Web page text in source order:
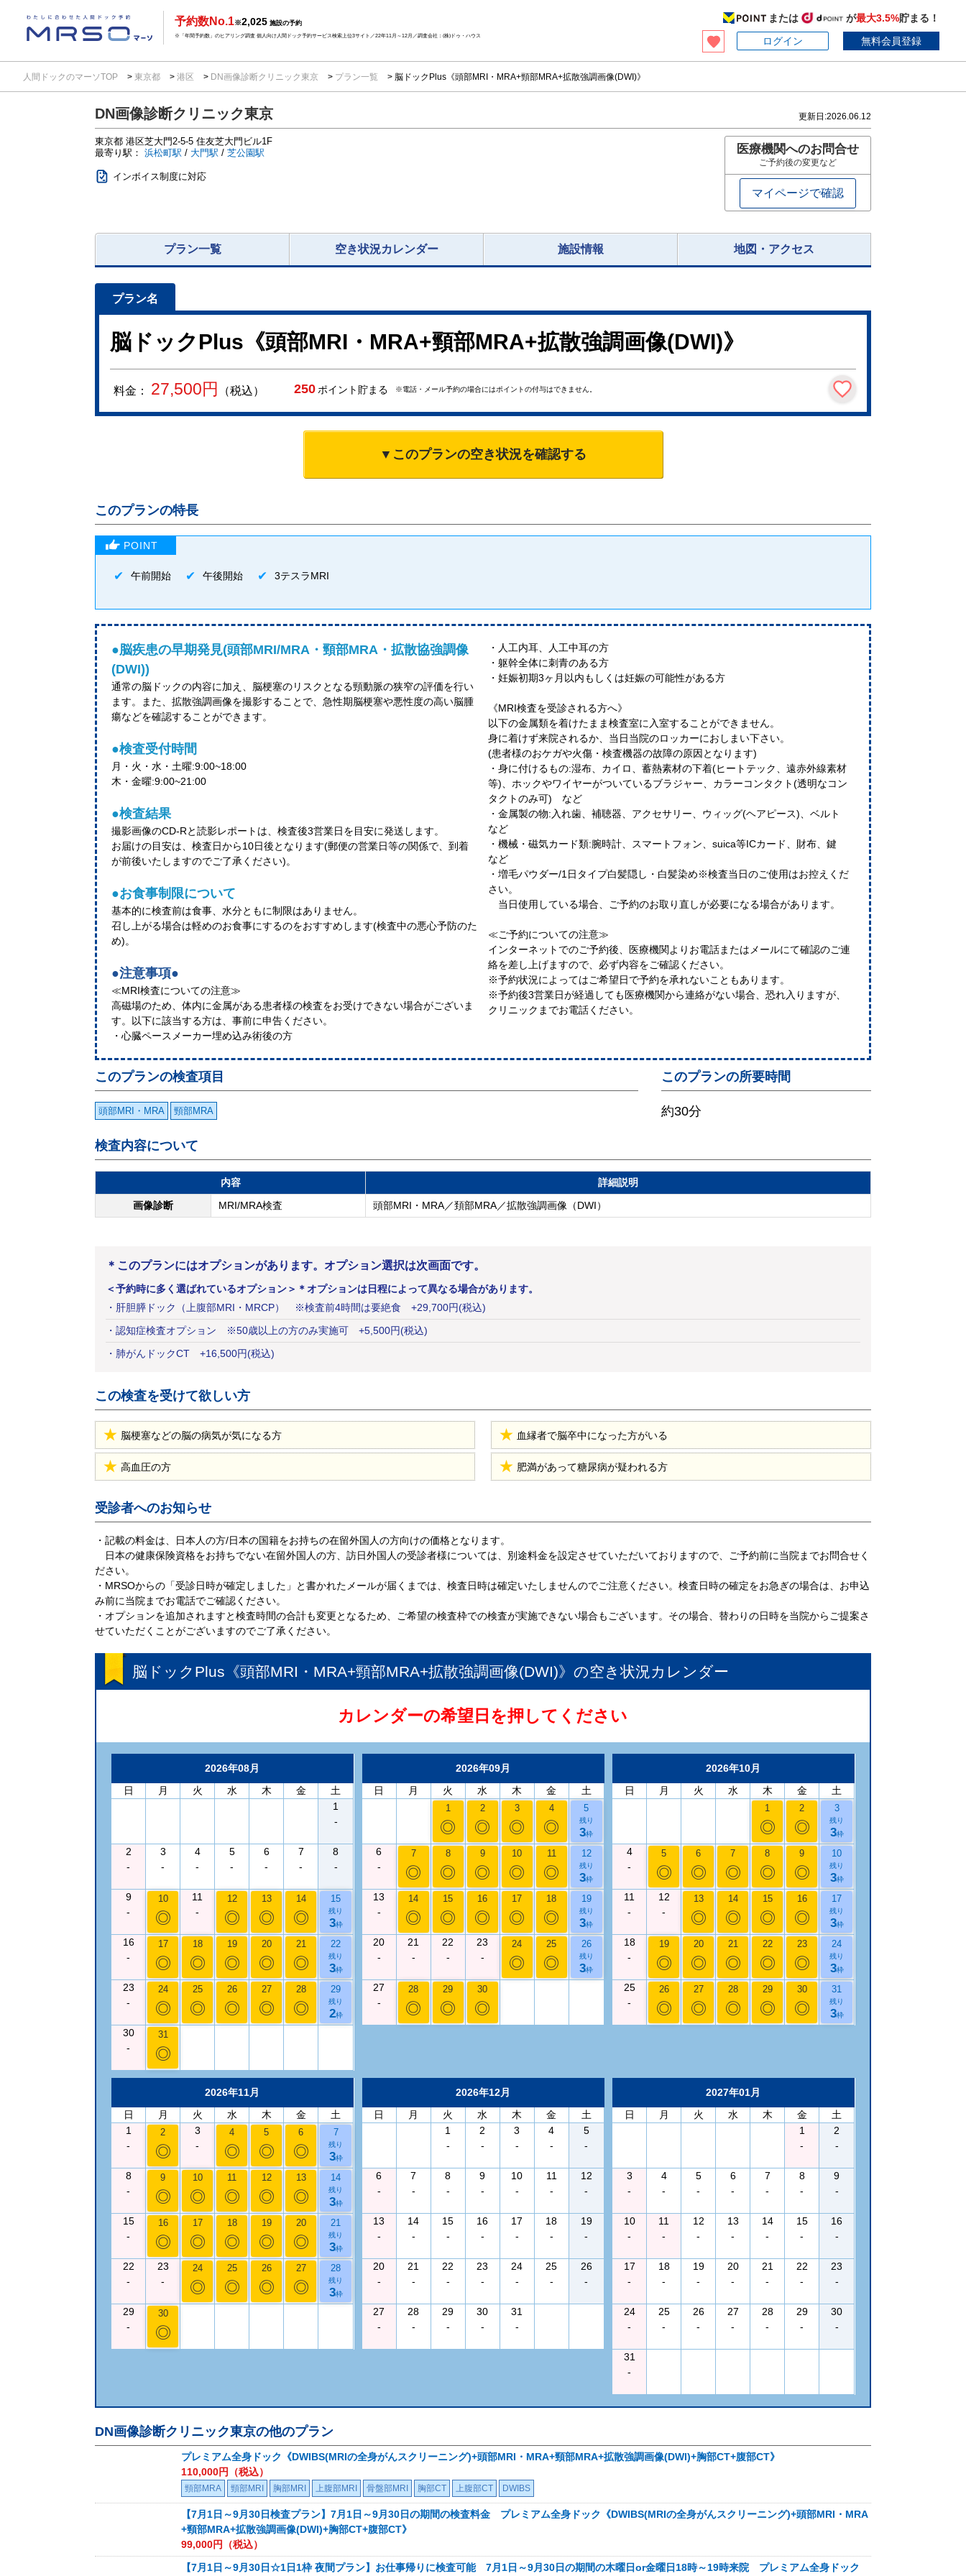
予約数No.1※2,025 施設の予約
※「年間予約数」のヒアリング調査 個人向け人間ドック予約サービス検索上位3サイト／22年11月～12月／調査会社：(株)ドゥ・ハウス
または が最大3.5%貯まる！
ログイン
無料会員登録
人間ドックのマーソTOP 東京都 港区 DN画像診断クリニック東京 プラン一覧 脳ドックPlus《頭部MRI・MRA+頸部MRA+拡散強調画像(DWI)》
DN画像診断クリニック東京 更新日:2026.06.12
東京都 港区芝大門2-5-5 住友芝大門ビル1F
最寄り駅： 浜松町駅 / 大門駅 / 芝公園駅
インボイス制度に対応
医療機関へのお問合せ
ご予約後の変更など
マイページで確認
プラン一覧 空き状況カレンダー 施設情報 地図・アクセス
脳ドックPlus《頭部MRI・MRA+頸部MRA+拡散強調画像(DWI)》
料金： 27,500円 （税込） 250 ポイント貯まる ※電話・メール予約の場合にはポイントの付与はできません。
▼このプランの空き状況を確認する
このプランの特長
午前開始 午後開始 3テスラMRI
●脳疾患の早期発見(頭部MRI/MRA・頸部MRA・拡散協強調像
(DWI))
通常の脳ドックの内容に加え、脳梗塞のリスクとなる頸動脈の狭窄の評価を行い
ます。また、拡散強調画像を撮影することで、急性期脳梗塞や悪性度の高い脳腫
瘍などを確認することができます。
●検査受付時間
月・火・水・土曜:9:00~18:00
木・金曜:9:00~21:00
●検査結果
撮影画像のCD-Rと読影レポートは、検査後3営業日を目安に発送します。
お届けの目安は、検査日から10日後となります(郵便の営業日等の関係で、到着
が前後いたしますのでご了承ください)。
●お食事制限について
基本的に検査前は食事、水分ともに制限はありません。
召し上がる場合は軽めのお食事にするのをおすすめします(検査中の悪心予防のた
め)。
●注意事項●
≪MRI検査についての注意≫
高磁場のため、体内に金属がある患者様の検査をお受けできない場合がございま
す。以下に該当する方は、事前に申告ください。
・心臓ペースメーカー埋め込み術後の方
・人工内耳、人工中耳の方
・躯幹全体に刺青のある方
・妊娠初期3ヶ月以内もしくは妊娠の可能性がある方
《MRI検査を受診される方へ》
以下の金属類を着けたまま検査室に入室することができません。
身に着けず来院されるか、当日当院のロッカーにおしまい下さい。
(患者様のおケガや火傷・検査機器の故障の原因となります)
・身に付けるもの:湿布、カイロ、蓄熱素材の下着(ヒートテック、遠赤外線素材
等)、ホックやワイヤーがついているブラジャー、カラーコンタクト(透明なコン
タクトのみ可) など
・金属製の物:入れ歯、補聴器、アクセサリー、ウィッグ(ヘアピース)、ベルト
など
・機械・磁気カード類:腕時計、スマートフォン、suica等ICカード、財布、鍵
など
・増毛パウダー/1日タイプ白髪隠し・白髪染め※検査当日のご使用はお控えくだ
さい。
当日使用している場合、ご予約のお取り直しが必要になる場合があります。
≪ご予約についての注意≫
インターネットでのご予約後、医療機関よりお電話またはメールにて確認のご連
絡を差し上げますので、必ず内容をご確認ください。
※予約状況によってはご希望日で予約を承れないこともあります。
※予約後3営業日が経過しても医療機関から連絡がない場合、恐れ入りますが、
クリニックまでお電話ください。
このプランの所要時間
約30分
このプランの検査項目
頭部MRI・MRA 頸部MRA
検査内容について
内容
詳細説明
画像診断
MRI/MRA検査 頭部MRI・MRA／頚部MRA／拡散強調画像（DWI）
＊このプランにはオプションがあります。オプション選択は次画面です。
＜予約時に多く選ばれているオプション＞ ＊オプションは日程によって異なる場合があります。
・ 肝胆膵ドック（上腹部MRI・MRCP） ※検査前4時間は要絶食 +29,700円(税込)
・ 認知症検査オプション ※50歳以上の方のみ実施可 +5,500円(税込)
・ 肺がんドックCT +16,500円(税込)
この検査を受けて欲しい方
脳梗塞などの脳の病気が気になる方 血縁者で脳卒中になった方がいる
高血圧の方 肥満があって糖尿病が疑われる方
受診者へのお知らせ
・記載の料金は、日本人の方/日本の国籍をお持ちの在留外国人の方向けの価格となります。
日本の健康保険資格をお持ちでない在留外国人の方、訪日外国人の受診者様については、別途料金を設定させていただいておりますので、ご予約前に当院までお問合せく
ださい。
・MRSOからの「受診日時が確定しました」と書かれたメールが届くまでは、検査日時は確定いたしませんのでご注意ください。検査日時の確定をお急ぎの場合は、お申込
み前に当院までお電話でご確認ください。
・オプションを追加されますと検査時間の合計も変更となるため、ご希望の検査枠での検査が実施できない場合もございます。その場合、替わりの日時を当院からご提案さ
せていただくことがございますのでご了承ください。
脳ドックPlus《頭部MRI・MRA+頸部MRA+拡散強調画像(DWI)》 の空き状況カレンダー
カレンダーの希望日を押してください
2026年08月
日
月 火 水 木 金
土
1
-
2
-
3
-
4
-
5
-
6
-
7
-
8
-
9
-
10
◎
11
-
12
◎
13
◎
14
◎
15
残り
3枠
16
-
17
◎
18
◎
19
◎
20
◎
21
◎
22
残り
3枠
23
-
24
◎
25
◎
26
◎
27
◎
28
◎
29
残り
2枠
30
-
31
◎
2026年09月
日
月 火 水 木 金 土
1
◎
2
◎
3
◎
4
◎
5
残り
3枠
6
-
7
◎
8
◎
9
◎
10
◎
11
◎
12
残り
3枠
13
-
14
◎
15
◎
16
◎
17
◎
18
◎
19
残り
3枠
20
-
21
-
22
-
23
-
24
◎
25
◎
26
残り
3枠
27
-
28
◎
29
◎
30
◎
2026年10月
日
月 火 水 木 金 土
1
◎
2
◎
3
残り
3枠
4
-
5
◎
6
◎
7
◎
8
◎
9
◎
10
残り
3枠
11
-
12
-
13
◎
14
◎
15
◎
16
◎
17
残り
3枠
18
-
19
◎
20
◎
21
◎
22
◎
23
◎
24
残り
3枠
25
-
26
◎
27
◎
28
◎
29
◎
30
◎
31
残り
3枠
2026年11月
日
月 火 水 木 金
土
1
-
2
◎
3
-
4
◎
5
◎
6
◎
7
残り
3枠
8
-
9
◎
10
◎
11
◎
12
◎
13
◎
14
残り
3枠
15
-
16
◎
17
◎
18
◎
19
◎
20
◎
21
残り
3枠
22
-
23
-
24
◎
25
◎
26
◎
27
◎
28
残り
3枠
29
-
30
◎
2026年12月
日
月 火 水 木 金
土
1
-
2
-
3
-
4
-
5
-
6
-
7
-
8
-
9
-
10
-
11
-
12
-
13
-
14
-
15
-
16
-
17
-
18
-
19
-
20
-
21
-
22
-
23
-
24
-
25
-
26
-
27
-
28
-
29
-
30
-
31
-
2027年01月
日
月 火 水 木 金
土
1
-
2
-
3
-
4
-
5
-
6
-
7
-
8
-
9
-
10
-
11
-
12
-
13
-
14
-
15
-
16
-
17
-
18
-
19
-
20
-
21
-
22
-
23
-
24
-
25
-
26
-
27
-
28
-
29
-
30
-
31
-
DN画像診断クリニック東京の他のプラン
プレミアム全身ドック《DWIBS(MRIの全身がんスクリーニング)+頭部MRI・MRA+頸部MRA+拡散強調画像(DWI)+胸部CT+腹部CT》
110,000円（税込）
頸部MRA 頸部MRI 胸部MRI 上腹部MRI 骨盤部MRI 胸部CT 上腹部CT DWIBS
【7月1日～9月30日検査プラン】7月1日～9月30日の期間の検査料金 プレミアム全身ドック《DWIBS(MRIの全身がんスクリーニング)+頭部MRI・MRA
+頸部MRA+拡散強調画像(DWI)+胸部CT+腹部CT》
99,000円（税込）
【7月1日～9月30日☆1日1枠 夜間プラン】お仕事帰りに検査可能 7月1日～9月30日の期間の木曜日or金曜日18時～19時来院 プレミアム全身ドック